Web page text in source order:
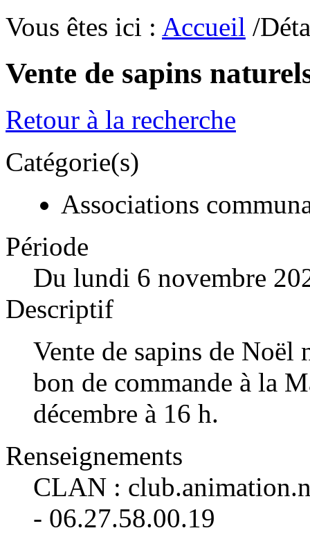
Vous êtes ici : Accueil /
Vente de sapins
Retour à la recherche
Catégorie(s)
Associations
Période
Du lundi 6 novembre
Descriptif
Vente de sapins de
bon de commande à la
décembre à 16 h.
Renseignements
CLAN :
- 06.27.58.00.19